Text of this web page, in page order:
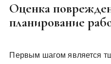
Оценка
планирование
Первым шагом является